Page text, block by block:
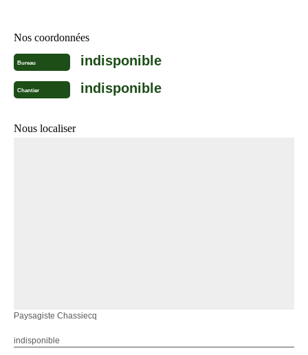
Nos coordonnées
Bureau indisponible
Chantier indisponible
Nous localiser
Paysagiste Chassiecq
indisponible